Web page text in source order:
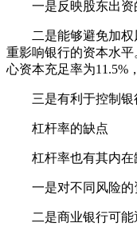
一是反映股东出资的
二是能够避免加权风
重影响银行的资本水平
心资本充足率为11.5%
三是有利于控制银行
杠杆率的缺点
杠杆率也有其内在
一是对不同风险的资
二是商业银行可能